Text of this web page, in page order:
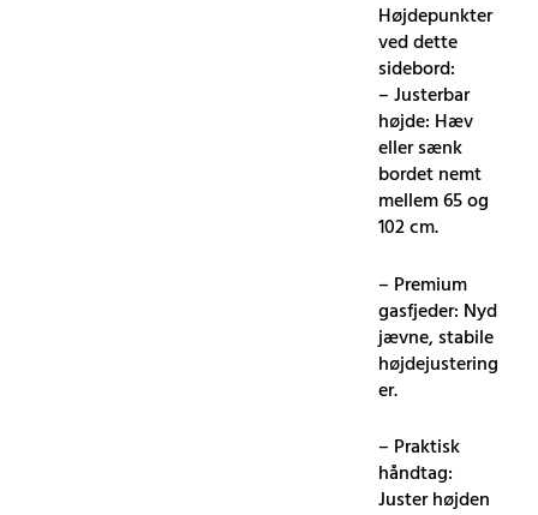
Højdepunkter
ved dette
sidebord:
– Justerbar
højde: Hæv
eller sænk
bordet nemt
mellem 65 og
102 cm.
– Premium
gasfjeder: Nyd
jævne, stabile
højdejustering
er.
– Praktisk
håndtag:
Juster højden